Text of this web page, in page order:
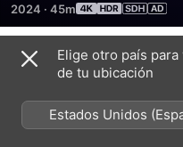
difícil de ganar en el
Stanley.
2024 · 45m
Temporada 1
Elige otro país
de tu ubicación
Estados Unidos
México)